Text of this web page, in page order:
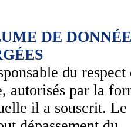
DE
du
autorisés par la
il a souscrit. Le